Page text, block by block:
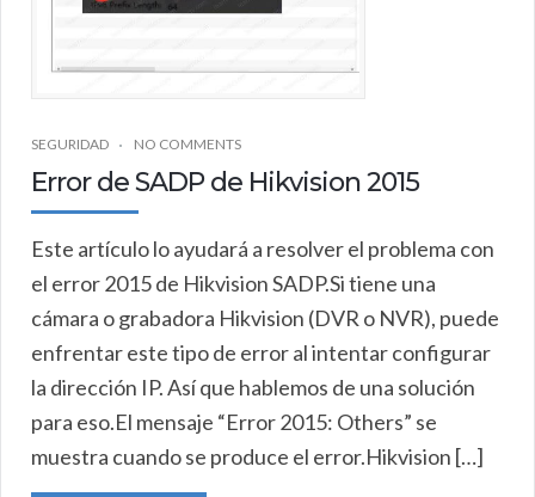
SEGURIDAD NO COMMENTS
Error de SADP de Hikvision 2015
Este artículo lo ayudará a resolver el problema con
el error 2015 de Hikvision SADP.Si tiene una
cámara o grabadora Hikvision (DVR o NVR), puede
enfrentar este tipo de error al intentar configurar
la dirección IP. Así que hablemos de una solución
para eso.El mensaje “Error 2015: Others” se
muestra cuando se produce el error.Hikvision […]